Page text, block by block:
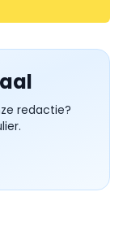
redactie?